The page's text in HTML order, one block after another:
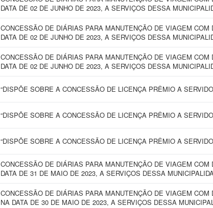
DATA DE 02 DE JUNHO DE 2023, A SERVIÇOS DESSA
CONCESSÃO DE DIÁRIAS PARA MANUTENÇÃO DE VIAGEM
DATA DE 02 DE JUNHO DE 2023, A SERVIÇOS DESSA
CONCESSÃO DE DIÁRIAS PARA MANUTENÇÃO DE VIAGEM
DATA DE 02 DE JUNHO DE 2023, A SERVIÇOS DESSA
“DISPÕE SOBRE A CONCESSÃO DE LICENÇA PRÊMIO A
“DISPÕE SOBRE A CONCESSÃO DE LICENÇA PRÊMIO A
“DISPÕE SOBRE A CONCESSÃO DE LICENÇA PRÊMIO A
CONCESSÃO DE DIÁRIAS PARA MANUTENÇÃO DE VIAGEM
DATA DE 31 DE MAIO DE 2023, A SERVIÇOS DESSA
CONCESSÃO DE DIÁRIAS PARA MANUTENÇÃO DE VIAGEM
NA DATA DE 30 DE MAIO DE 2023, A SERVIÇOS DESSA